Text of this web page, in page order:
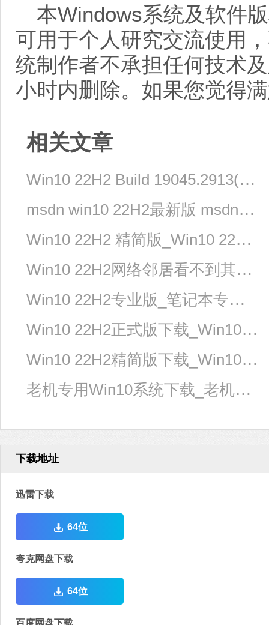
本Windows系统及软件
可用于个人研究交流使用
统制作者不承担任何技术
小时内删除。如果您觉得
相关文章
Win10 22H2 Build 19045.2913(KB5025297)正式版更新！附详细更新内容
msdn win10 22H2最新版 msdn win10 4月最新镜像文件下载
Win10 22H2 精简版_Win10 22H2 X64 极致精简版 V2023
Win10 22H2网络邻居看不到其他电脑怎么办？
Win10 22H2专业版_笔记本专用Win10 22H2 64位专业版下载
Win10 22H2正式版下载_Win10 22H2最新专业版永久激活下载
Win10 22H2精简版下载_Win10 22H2 64位 优化精简版
老机专用Win10系统下载_老机专用Win10 22H2专业精简版
下载地址
迅雷下载
64位
夸克网盘下载
64位
百度网盘下载